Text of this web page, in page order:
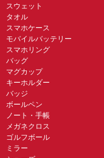
スウェット
タオル
スマホケース
モバイルバッテリー
スマホリング
バッグ
マグカップ
キーホルダー
バッジ
ボールペン
ノート・手帳
メガネクロス
ゴルフボール
ミラー